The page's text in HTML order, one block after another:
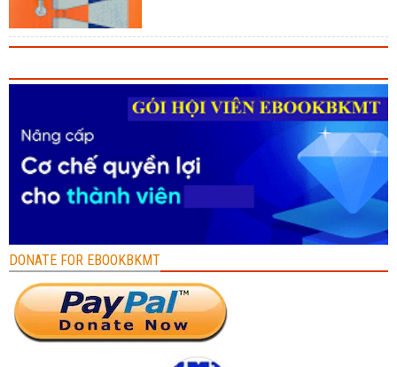
DONATE FOR EBOOKBKMT